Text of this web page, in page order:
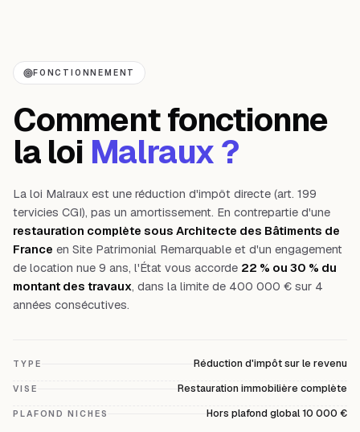
FONCTIONNEMENT
Comment fonctionne
la loi Malraux ?
La loi Malraux est une réduction d'impôt directe (art. 199
tervicies CGI), pas un amortissement. En contrepartie d'une
restauration complète sous Architecte des Bâtiments de
France en Site Patrimonial Remarquable et d'un engagement
de location nue 9 ans, l'État vous accorde 22 % ou 30 % du
montant des travaux, dans la limite de 400 000 € sur 4
années consécutives.
TYPE Réduction d'impôt sur le revenu
VISE Restauration immobilière complète
PLAFOND NICHES Hors plafond global 10 000 €